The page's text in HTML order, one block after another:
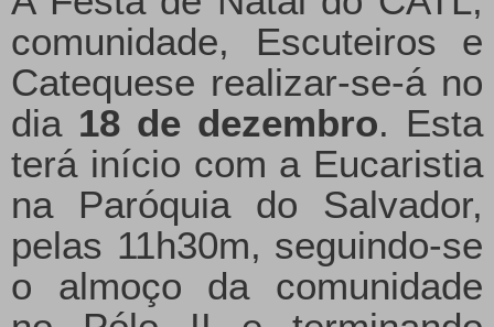
comunidade, Escuteiros e
Catequese realizar-se-á no
dia 18 de dezembro. Esta
terá início com a Eucaristia
na Paróquia do Salvador,
pelas 11h30m, seguindo-se
o almoço da comunidade